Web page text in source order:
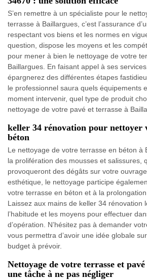
S’en remettre à un spécialiste pour le
terrasse à Baillargues, c’est l’assurance
respectant vos biens et les normes en
question, dispose les moyens et les
pour mener à bien le nettoyage de votre
Baillargues. En faisant appel à ses
épargnerez des différentes étapes
le professionnel saura quels équipements
moment intervenir, quel type de produit
nettoyage de votre pavé et terrasse à
keller 34 rénovation pour nettoyer
béton
Le nettoyage de votre terrasse en béton à
la prolifération des mousses et salissures,
provoqueront des dégâts sur votre
esthétique, le nettoyage participe
votre terrasse en béton et à la
Laissez aux mains de keller 34 rénovation
l’habitude et les moyens pour effectuer
d’opération. N’hésitez pas à demander
vous permettra d’avoir une idée globale
budget à prévoir.
Nettoyage de votre terrasse et
une tâche à ne pas négliger